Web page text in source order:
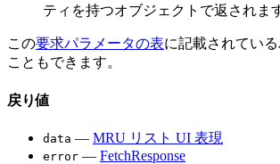
ティを持つオブジェクトで返されま
この要求パラメータの表に記載されてい
こともできます。
戻り値
data — MRU リスト UI 表現
error — FetchResponse